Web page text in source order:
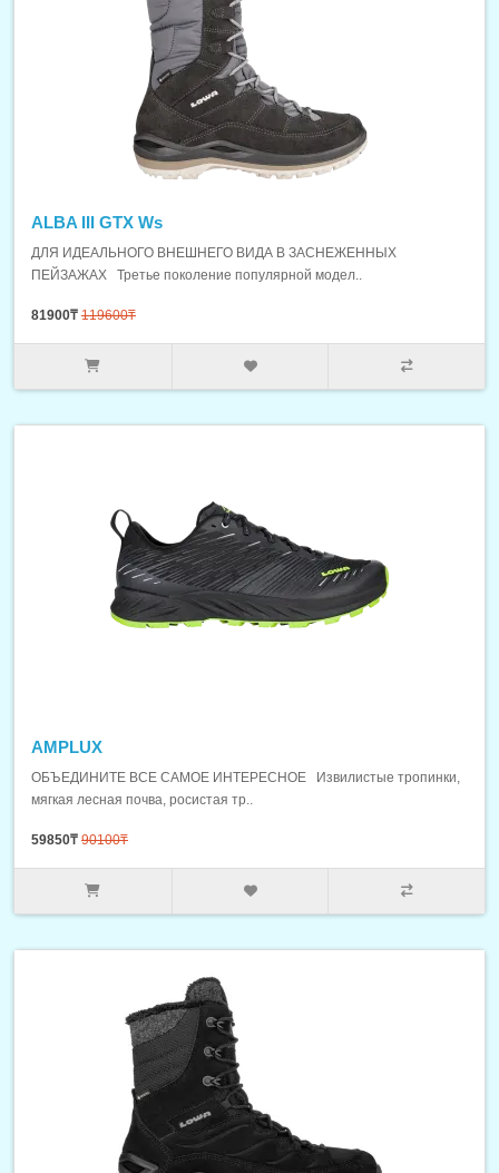
ALBA III GTX Ws
ДЛЯ ИДЕАЛЬНОГО ВНЕШНЕГО ВИДА В ЗАСНЕЖЕННЫХ
ПЕЙЗАЖАХ Третье поколение популярной модел..
81900₸ 119600₸
AMPLUX
ОБЪЕДИНИТЕ ВСЕ САМОЕ ИНТЕРЕСНОЕ Извилистые тропинки,
мягкая лесная почва, росистая тр..
59850₸ 90100₸